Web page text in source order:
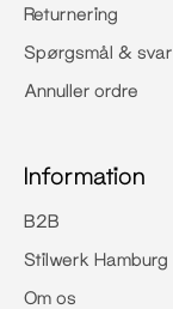
Returnering
Spørgsmål & svar
Annuller ordre
Information
B2B
Stilwerk Hamburg
Om os